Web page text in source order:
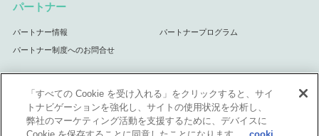
パートナー
パートナー情報 パートナープログラム
パートナー制度へのお問合せ
サポート
「すべての Cookie を受け入れる」をクリックすると、サイ
トナビゲーションを強化し、サイトの使用状況を分析し、
弊社のマーケティング活動を支援するために、デバイスに